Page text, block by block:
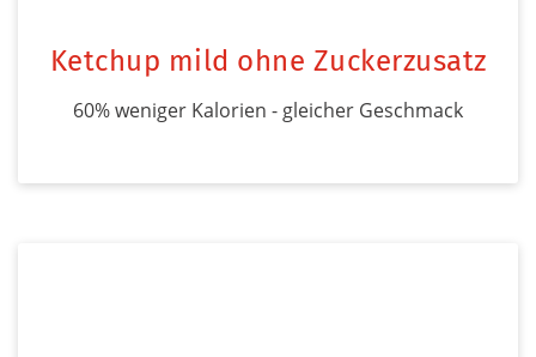
Ketchup mild ohne Zuckerzusatz
60% weniger Kalorien - gleicher Geschmack